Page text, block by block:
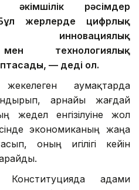
әкімшілік рәсімдер
Бұл жерлерде цифрлық
инновациялық
технологиялық
— деді ол.
аумақтарда
арнайы жағдай
жедел енгізілуіне жол
экономиканың жаңа
оның игілігі кейін
адами